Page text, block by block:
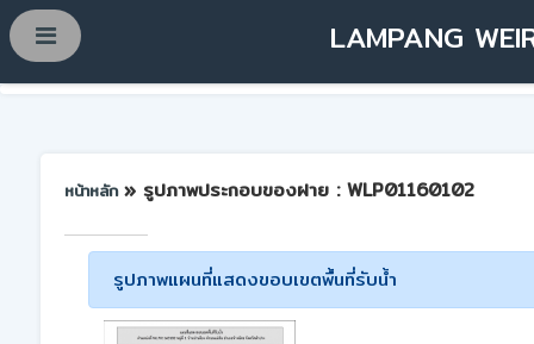
LAMPANG
หน้าหลัก » รูปภาพประกอบของฝาย : WLP01160102
รูปภาพแผนที่แสดงขอบเขตพื้นที่รับน้ำ